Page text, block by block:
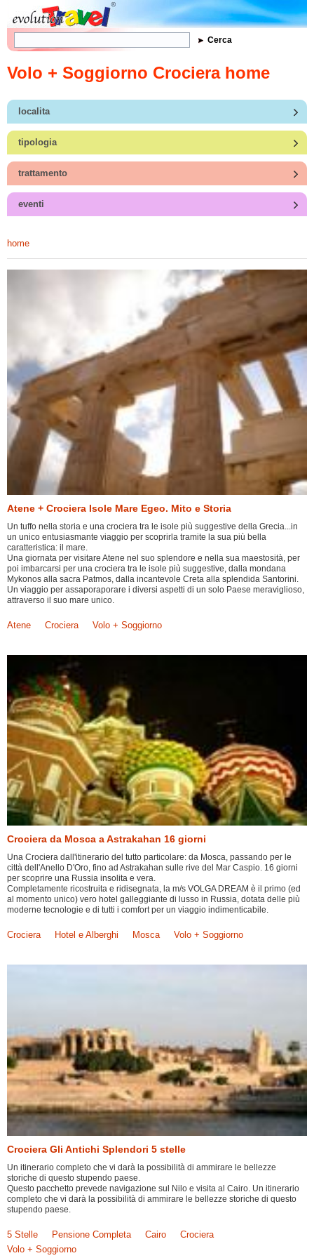
Form di ricerca
Cerca
Volo + Soggiorno Crociera home
localita
tipologia
trattamento
eventi
home
Atene + Crociera Isole Mare Egeo. Mito e Storia
Un tuffo nella storia e una crociera tra le isole più suggestive della Grecia...in
un unico entusiasmante viaggio per scoprirla tramite la sua più bella
caratteristica: il mare.
Una giornata per visitare Atene nel suo splendore e nella sua maestosità, per
poi imbarcarsi per una crociera tra le isole più suggestive, dalla mondana
Mykonos alla sacra Patmos, dalla incantevole Creta alla splendida Santorini.
Un viaggio per assaporaporare i diversi aspetti di un solo Paese meraviglioso,
attraverso il suo mare unico.
Atene Crociera Volo + Soggiorno
Crociera da Mosca a Astrakahan 16 giorni
Una Crociera dall'itinerario del tutto particolare: da Mosca, passando per le
città dell'Anello D'Oro, fino ad Astrakahan sulle rive del Mar Caspio. 16 giorni
per scoprire una Russia insolita e vera.
Completamente ricostruita e ridisegnata, la m/s VOLGA DREAM è il primo (ed
al momento unico) vero hotel galleggiante di lusso in Russia, dotata delle più
moderne tecnologie e di tutti i comfort per un viaggio indimenticabile.
Crociera Hotel e Alberghi Mosca Volo + Soggiorno
Crociera Gli Antichi Splendori 5 stelle
Un itinerario completo che vi darà la possibilità di ammirare le bellezze
storiche di questo stupendo paese.
Questo pacchetto prevede navigazione sul Nilo e visita al Cairo. Un itinerario
completo che vi darà la possibilità di ammirare le bellezze storiche di questo
stupendo paese.
5 Stelle Pensione Completa Cairo
Crociera
Volo + Soggiorno